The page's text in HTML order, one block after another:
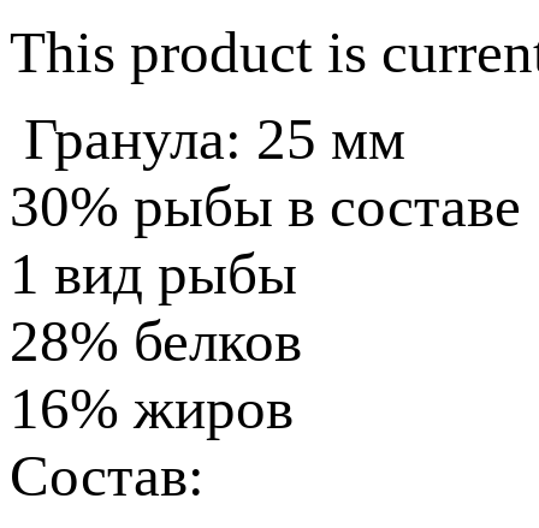
This product is
Гранула: 25 мм
30% рыбы в составе
1 вид рыбы
28% белков
16% жиров
Состав: